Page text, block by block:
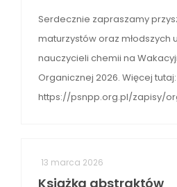
Serdecznie zapraszamy
maturzystów oraz młodszych
nauczycieli chemii na
Organicznej 2026. Więcej tutaj:
https://psnpp.org.pl/zapisy/
13 marca 2026
Książka abstraktów